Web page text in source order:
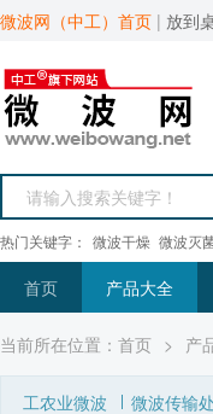
微波网（中工）首页 | 放到
热门关键字： 微波干燥 微波灭
首页 产品大全
当前所在位置： 首页 > 产
工农业微波 微波传输